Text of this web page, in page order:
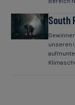
South
unseren